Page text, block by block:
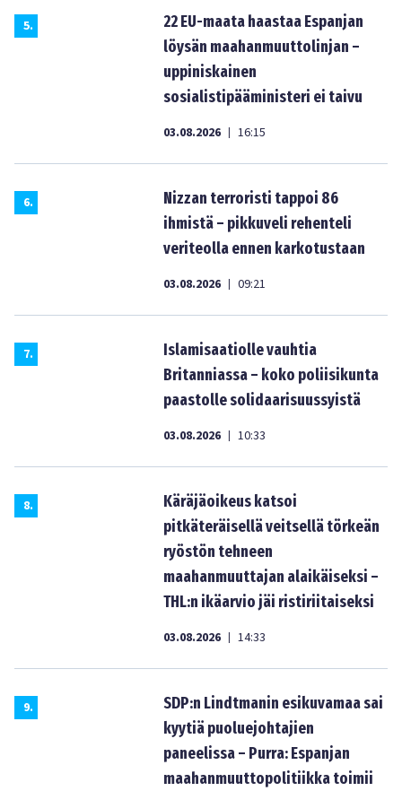
5.
22 EU-maata haastaa Espanjan
löysän maahanmuuttolinjan –
uppiniskainen
sosialistipääministeri ei taivu
03.08.2026 | 16:15
6.
Nizzan terroristi tappoi 86
ihmistä – pikkuveli rehenteli
veriteolla ennen karkotustaan
03.08.2026 | 09:21
7.
Islamisaatiolle vauhtia
Britanniassa – koko poliisikunta
paastolle solidaarisuussyistä
03.08.2026 | 10:33
8.
Käräjäoikeus katsoi
pitkäteräisellä veitsellä törkeän
ryöstön tehneen
maahanmuuttajan alaikäiseksi –
THL:n ikäarvio jäi ristiriitaiseksi
03.08.2026 | 14:33
9.
SDP:n Lindtmanin esikuvamaa sai
kyytiä puoluejohtajien
paneelissa – Purra: Espanjan
maahanmuuttopolitiikka toimii